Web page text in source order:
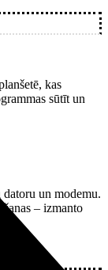
kas
sūtīt un
un modemu.
– izmanto